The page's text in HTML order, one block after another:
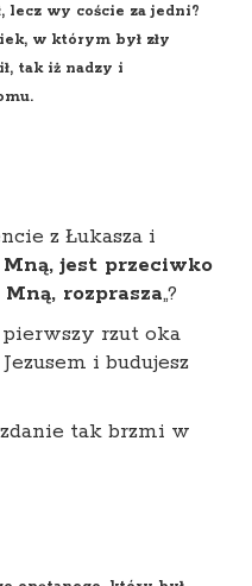
lecz wy coście za jedni?
w którym był zły
tak iż nadzy i
z Łukasza i
jest przeciwko
rozprasza„?
rzut oka
i budujesz
tak brzmi w